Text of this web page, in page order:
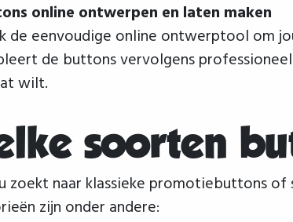
online ontwerpen en laten maken
de eenvoudige online ontwerptool om
de buttons vervolgens
wilt.
soorten
zoekt naar klassieke promotiebuttons of
zijn onder andere: